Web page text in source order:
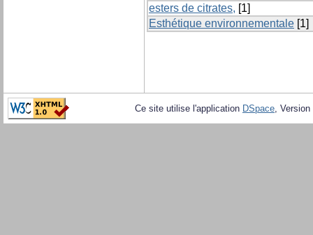
esters de citrates, [1]
Esthétique environnementale [1]
Ce site utilise l'application DSpace,